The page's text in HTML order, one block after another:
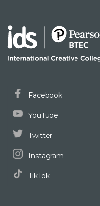
Facebook
YouTube
Twitter
Instagram
TikTok